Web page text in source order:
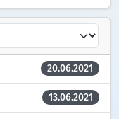
20.06.2021
13.06.2021